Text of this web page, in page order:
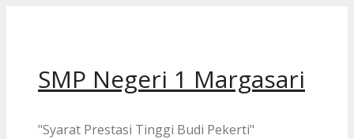
SMP Negeri 1 Margasari
"Syarat Prestasi Tinggi Budi Pekerti"